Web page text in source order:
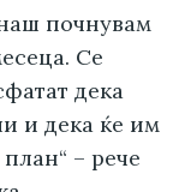
почнувам
Се
дека
и дека ќе им
– рече